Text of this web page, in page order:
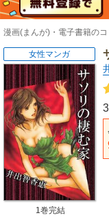
漫画(まんが)・電子書籍の
女性マンガ
1巻完結